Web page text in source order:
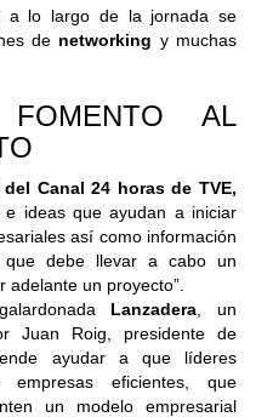
a lo largo de la jornada se
de networking y muchas
AL
del Canal 24 horas de TVE,
e ideas que ayudan a iniciar
así como información
debe llevar a cabo un
un proyecto”.
Lanzadera , un
Juan Roig, presidente de
ayudar a que líderes
empresas eficientes, que
un modelo empresarial